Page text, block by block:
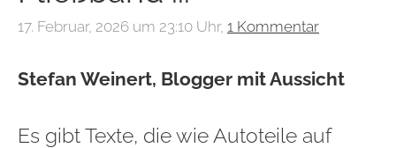
17. Februar, 2026 um 23:10 Uhr, 1 Kommentar
Stefan Weinert, Blogger mit Aussicht
Es gibt Texte, die wie Autoteile auf